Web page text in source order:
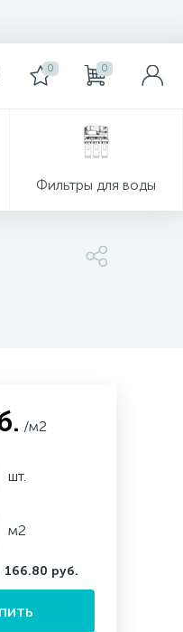
0 0
Фильтры для воды
/м2
шт.
м2
166.80 руб.